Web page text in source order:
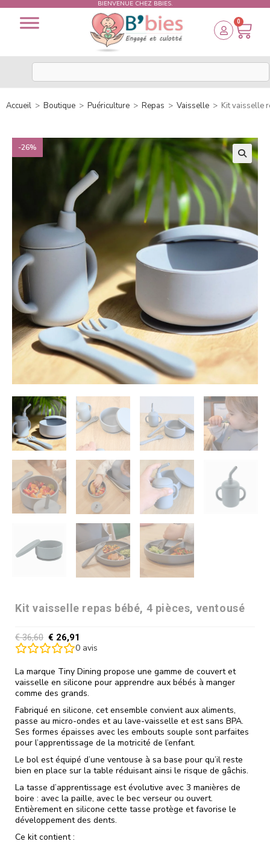
BIENVENUE CHEZ BBIES.
0
Accueil > Boutique > Puériculture > Repas > Vaisselle > Kit vaisselle
-26%
Kit vaisselle repas bébé, 4 pièces, ventousé
€36,60 € 26,91
0 avis
La marque Tiny Dining propose une gamme de couvert et
vaisselle en silicone pour apprendre aux bébés à manger
comme des grands.
Fabriqué en silicone, cet ensemble convient aux aliments,
passe au micro-ondes et au lave-vaisselle et est sans BPA.
Ses formes épaisses avec les embouts souple sont parfaites
pour l’apprentissage de la motricité de l’enfant.
Le bol est équipé d’une ventouse à sa base pour qu’il reste
bien en place sur la table réduisant ainsi le risque de gâchis.
La tasse d’apprentissage est évolutive avec 3 manières de
boire : avec la paille, avec le bec verseur ou ouvert.
Entièrement en silicone cette tasse protège et favorise le
développement des dents.
Ce kit contient :